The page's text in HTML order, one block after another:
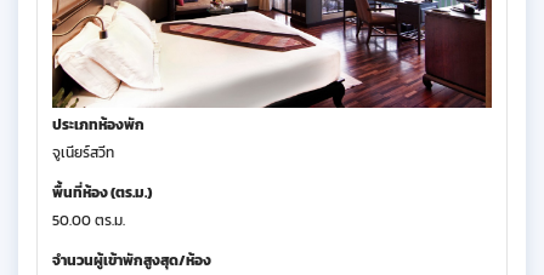
ประเภทห้องพัก
จูเนียร์สวีท
พื้นที่ห้อง (ตร.ม.)
50.00 ตร.ม.
จำนวนผู้เข้าพักสูงสุด/ห้อง